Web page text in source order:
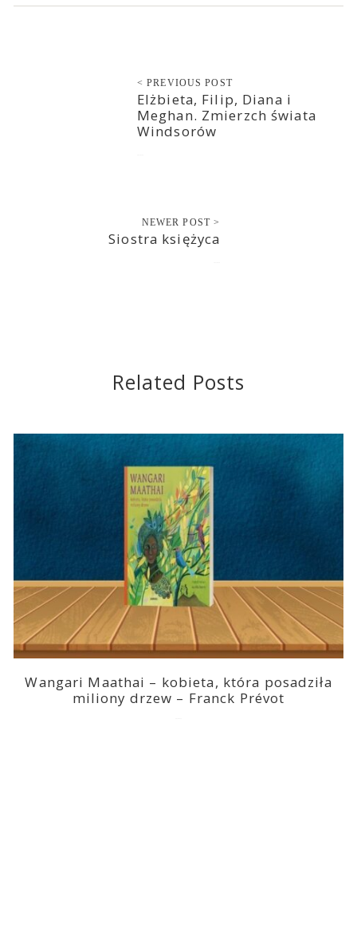
< PREVIOUS POST
Elżbieta, Filip, Diana i
Meghan. Zmierzch świata
Windsorów
NEWER POST >
Siostra księżyca
Related Posts
Wangari Maathai – kobieta, która posadziła
miliony drzew – Franck Prévot